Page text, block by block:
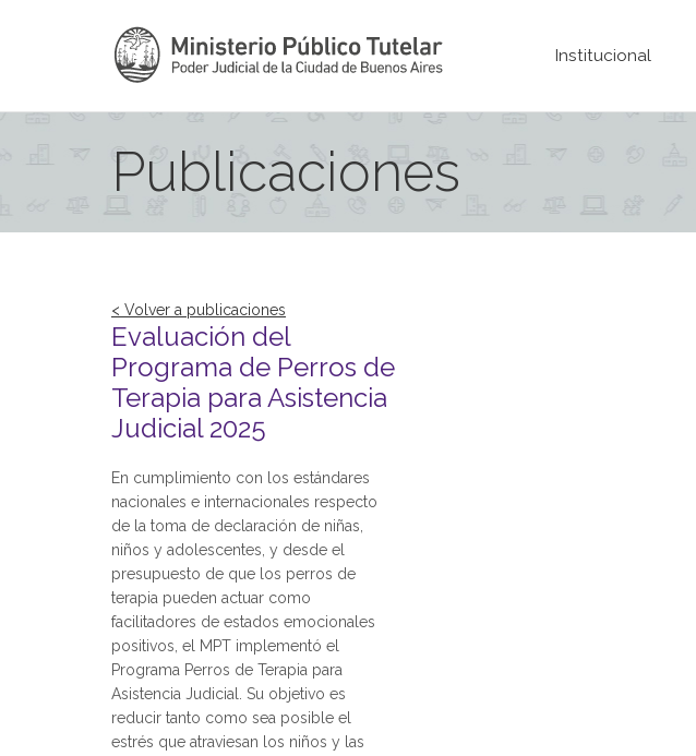
Institucional
Publicaciones
< Volver a publicaciones
Evaluación del
Programa de Perros de
Terapia para Asistencia
Judicial 2025
En cumplimiento con los estándares
nacionales e internacionales respecto
de la toma de declaración de niñas,
niños y adolescentes, y desde el
presupuesto de que los perros de
terapia pueden actuar como
facilitadores de estados emocionales
positivos, el MPT implementó el
Programa Perros de Terapia para
Asistencia Judicial. Su objetivo es
reducir tanto como sea posible el
estrés que atraviesan los niños y las